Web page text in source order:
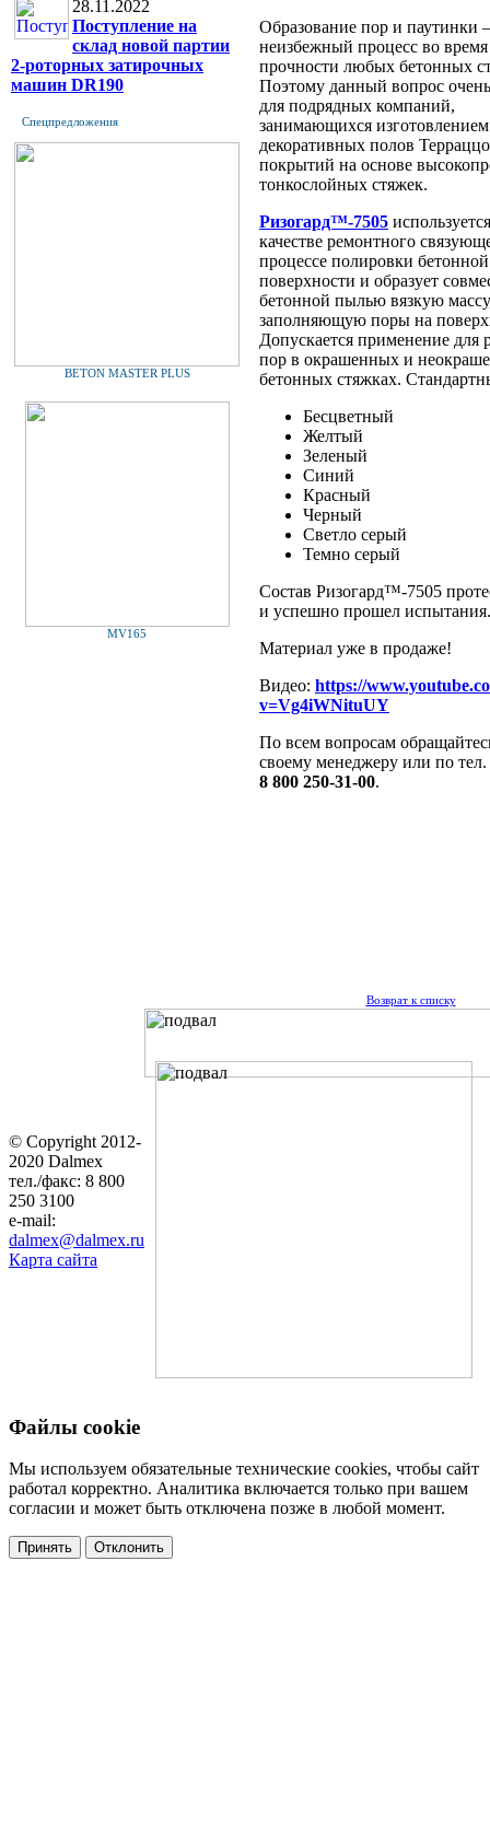
28.11.2022
Поступление на
склад новой партии
2-роторных затирочных
машин DR190
Спецпредложения
BETON MASTER PLUS
MV165
Образование пор и паутинки –
неизбежный процесс во время
прочности любых бетонных
Поэтому данный вопрос
для подрядных компаний,
занимающихся изготовлением
декоративных полов
покрытий на основе
тонкослойных стяжек.
Ризогард™-7505
качестве ремонтного
процессе полировки бетонной
поверхности и образует
бетонной пылью вязкую
заполняющую поры на
Допускается применение для
пор в окрашенных и
бетонных стяжках.
Бесцветный
Желтый
Зеленый
Синий
Красный
Черный
Светло серый
Темно серый
Состав Ризогард™-7505
и успешно прошел испытания.
Материал уже в продаже!
Видео: https://
v=Vg4iWNituUY
По всем вопросам
своему менеджеру или по тел.
8 800 250-31-00.
Возврат к списку
© Copyright 2012-
2020 Dalmex
тел./факс: 8 800
250 3100
e-mail:
dalmex@dalmex.ru
Карта сайта
Файлы cookie
Мы используем обязательные технические cookies, чтобы сайт
работал корректно. Аналитика включается только при вашем
согласии и может быть отключена позже в любой момент.
Принять Отклонить